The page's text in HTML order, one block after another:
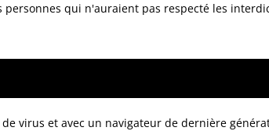
qui n'auraient pas respecté les
virus et avec un navigateur de dernière